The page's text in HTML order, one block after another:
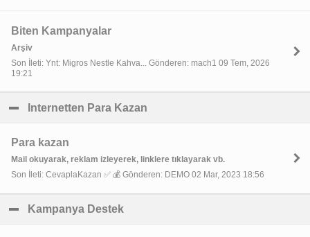
Biten Kampanyalar
Arşiv
Son İleti: Ynt: Migros Nestle Kahva... Gönderen: mach1 09 Tem, 2026
19:21
Internetten Para Kazan
Para kazan
Mail okuyarak, reklam izleyerek, linklere tıklayarak vb.
Son İleti: CevaplaKazan ✅ 💰 Gönderen: DEMO 02 Mar, 2023 18:56
Kampanya Destek